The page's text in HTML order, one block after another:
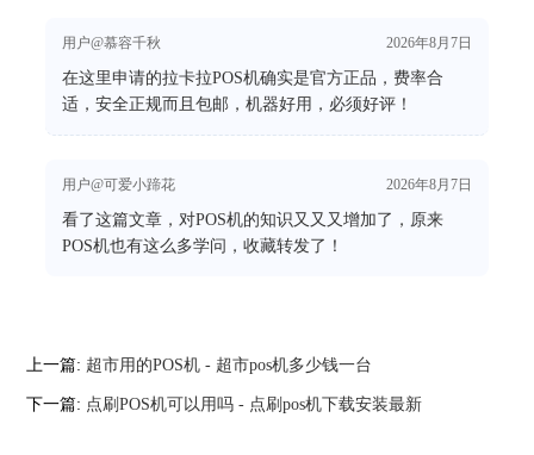
用户@慕容千秋 2026年8月7日
在这里申请的拉卡拉POS机确实是官方正品，费率合
适，安全正规而且包邮，机器好用，必须好评！
用户@可爱小蹄花 2026年8月7日
看了这篇文章，对POS机的知识又又又增加了，原来
POS机也有这么多学问，收藏转发了！
上一篇: 超市用的POS机 - 超市pos机多少钱一台
下一篇: 点刷POS机可以用吗 - 点刷pos机下载安装最新